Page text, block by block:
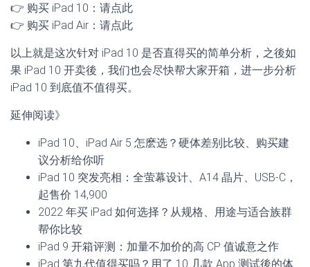
👉 购买 iPad 10：请点此
👉 购买 iPad Air：请点此
以上就是这次针对 iPad 10 是否直得买的简单分析，之後如
果 iPad 10 开卖後，我们也会尽快帮大家开箱，进一步分析
iPad 10 到底值不值得买。
延伸阅读》
iPad 10、iPad Air 5 怎麽选？硬体差别比较、购买建
议分析给你听
iPad 10 突发亮相：全萤幕设计、A14 晶片、USB-C，
起售价 14,900
2022 年买 iPad 如何选择？从规格、用途与适合族群
帮你比较
iPad 9 开箱评测：加量不加价的高 CP 值诚意之作
iPad 第九代值得买吗？用了 10 几款 App 测试後的体